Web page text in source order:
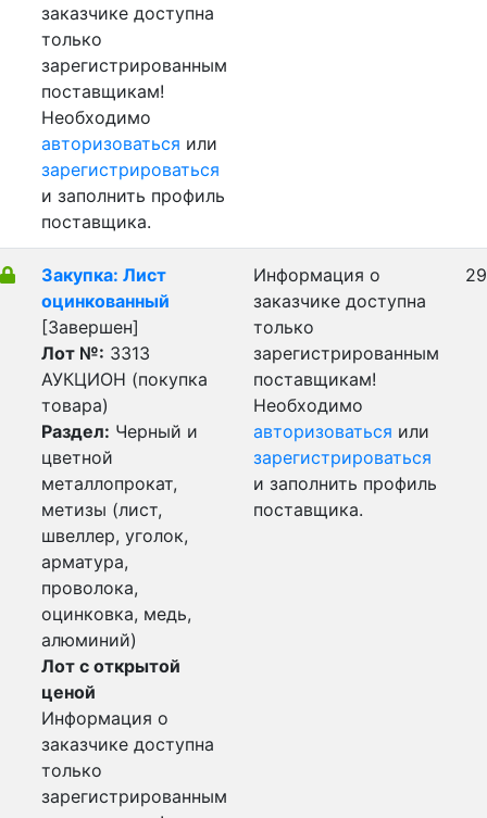
заказчике доступна
только
зарегистрированным
поставщикам!
Необходимо
авторизоваться или
зарегистрироваться
и заполнить профиль
поставщика.
Закупка: Лист
оцинкованный
[Завершен]
Лот №: 3313
АУКЦИОН (покупка
товара)
Раздел: Черный и
цветной
металлопрокат,
метизы (лист,
швеллер, уголок,
арматура,
проволока,
оцинковка, медь,
алюминий)
Лот с открытой
ценой
Информация о
заказчике доступна
только
зарегистрированным
Информация о
заказчике доступна
только
зарегистрированным
поставщикам!
Необходимо
авторизоваться или
зарегистрироваться
и заполнить профиль
поставщика.